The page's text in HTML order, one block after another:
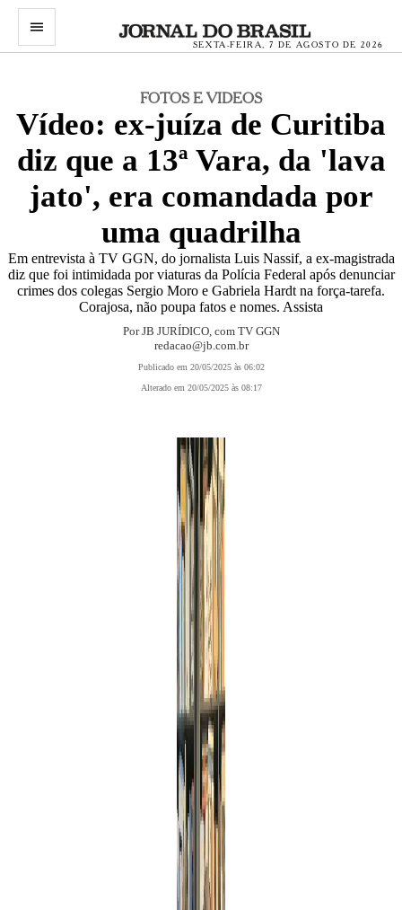
menu
SEXTA-FEIRA, 7 DE AGOSTO DE 2026
FOTOS E VIDEOS
Vídeo: ex-juíza de Curitiba
diz que a 13ª Vara, da 'lava
jato', era comandada por
uma quadrilha
Em entrevista à TV GGN, do jornalista Luis Nassif, a ex-magistrada
diz que foi intimidada por viaturas da Polícia Federal após denunciar
crimes dos colegas Sergio Moro e Gabriela Hardt na força-tarefa.
Corajosa, não poupa fatos e nomes. Assista
Por JB JURÍDICO, com TV GGN
redacao@jb.com.br
Publicado em 20/05/2025 às 06:02
Alterado em 20/05/2025 às 08:17